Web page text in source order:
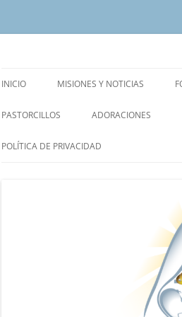
Saltar
INICIO MISIONES Y NOTICIAS
PASTORCILLOS ADORACIONES
POLÍTICA DE PRIVACIDAD